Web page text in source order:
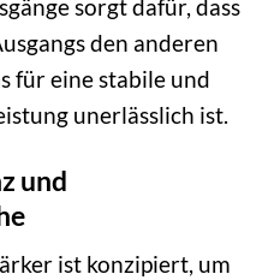
sorgt dafür, dass
den anderen
für eine stabile und
unerlässlich ist.
und
ist konzipiert, um